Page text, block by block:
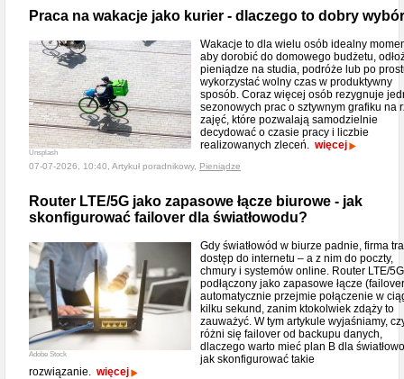
Praca na wakacje jako kurier - dlaczego to dobry
Unsplash
Wakacje to dla wielu osób idealny
aby dorobić do domowego budżetu,
pieniądze na studia, podróże lub po
wykorzystać wolny czas w produktywny
sposób. Coraz więcej osób rezygnuje
sezonowych prac o sztywnym grafiku na
zajęć, które pozwalają samodzielnie
decydować o czasie pracy i liczbie
realizowanych zleceń. więcej
07-07-2026, 10:40, Artykuł poradnikowy, Pieniądze
Router LTE/5G jako zapasowe łącze biurowe - jak
skonfigurować failover dla światłowodu?
Adobe Stock
Gdy światłowód w biurze padnie, firma
dostęp do internetu – a z nim do poczty,
chmury i systemów online. Router LTE/5G
podłączony jako zapasowe łącze
automatycznie przejmie połączenie w
kilku sekund, zanim ktokolwiek zdąży to
zauważyć. W tym artykule wyjaśniamy,
różni się failover od backupu danych,
dlaczego warto mieć plan B dla
jak skonfigurować takie
rozwiązanie. więcej